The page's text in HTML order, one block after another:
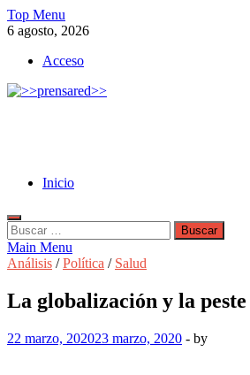
Skip
to
Top Menu
6 agosto, 2026
Acceso
Inicio
Buscar:
Main Menu
Análisis /Política / Salud
La globalización y la peste
22 marzo, 202023 marzo, 2020 - by